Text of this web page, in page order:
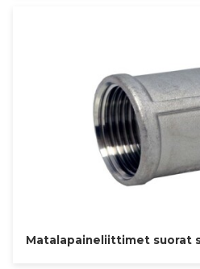
Matalapaineliittimet suorat